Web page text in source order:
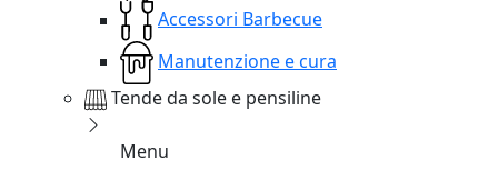
Accessori Barbecue
Manutenzione e cura
Tende da sole e pensiline
Menu